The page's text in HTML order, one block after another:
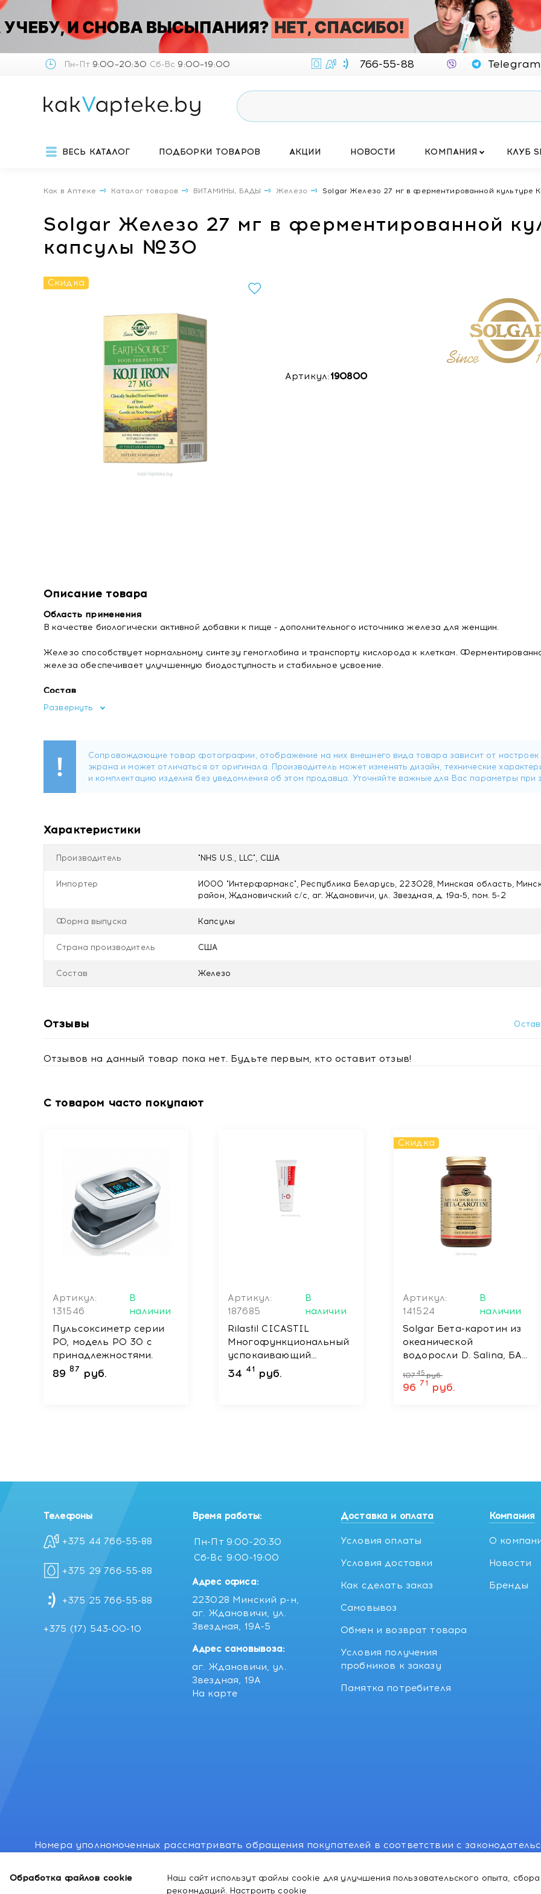
Пн–Пт9:00–20:30 Сб-Вс 9:00–19:00 766-55-88
ВЕСЬ КАТАЛОГ ПОДБОРКИ ТОВАРОВ АКЦИИ НОВОСТИ КОМПАНИЯ КЛУБ
Как в Аптеке Каталог товаров ВИТАМИНЫ, БАДЫ Железо Solgar Железо 27 мг в ферментированной
Solgar Железо 27 мг в ферментированной
капсулы №30
Скидка
Артикул:190800
Описание товара
Область применения
В качестве биологически активной добавки к пище - дополнительного источника железа для женщин.
Железо способствует нормальному синтезу гемоглобина и транспорту кислорода к клеткам.
железа обеспечивает улучшенную биодоступность и стабильное усвоение.
Состав
Ферментированное в культуре Коджи железо (сульфат железа), гидроксипропилметилцеллюлоза загуститель,
Форма выпуска
Капсулы массой 585 мг.
Содержание биологически активных веществ в 1 капсуле:
Рекомендации по применению
Взрослым женщинам, в том числе беременным и кормящим женщинам, принимать по 1 капсуле в день во время
Продолжительность приема - 1 месяц.
рекомендации и под наблюдением врача.
Не является лекарственным средством.
Противопоказания
Хранить в сухом, недоступном для детей месте при температуре не выше +25 °С.
Развернуть
Характеристики
Производитель "NHS U.S., LLC", США
Импортер
ИООО "Интерфармакс", Республика Беларусь, 223028, Минская область,
район, Ждановичский с/с, аг. Ждановичи, ул. Звездная, д. 19а-5, пом. 5-2
Форма выпуска Капсулы
Страна производитель США
Состав Железо
Отзывы
Отзывов на данный товар пока нет. Будьте первым, кто оставит отзыв!
С товаром часто покупают
Артикул:
131546
В
наличии
Пульсоксиметр серии
РО, модель РО 30 с
принадлежностями.
89 87 руб.
Артикул:
187685
В
наличии
Rilastil CICASTIL
Многофункциональный
успокаивающий
восстанавливающий
бальзам для младенцев,
34 41 руб.
Скидка
Артикул:
141524
В
наличии
Solgar Бета-каротин из
океанической
водоросли D. Salina, БАД
капсулы №60
10745 руб.
96 71 руб.
Обработка файлов cookie
Наш сайт использут файлы cookie для улучшения пользовательского опыта, сбора
рекомндаций. Настроить cookie
Телефоны
+375 44 766-55-88
+375 29 766-55-88
+375 25 766-55-88
+375 (17) 543-00-10
Время работы:
Пн-Пт 9:00-20:30
Сб-Вс 9:00-19:00
Адрес офиса:
223028 Минский р-н,
аг. Ждановичи, ул.
Звездная, 19А-5
Адрес самовывоза:
аг. Ждановичи, ул.
Звездная, 19А
На карте
Доставка и оплата
Условия оплаты
Условия доставки
Как сделать заказ
Самовывоз
Обмен и возврат товара
Условия получения
пробников к заказу
Памятка потребителя
Компания
О
Новости
Бренды
Номера уполномоченных рассматривать обращения покупателей в соответствии с
Номер и адрес электронной почты лица, уполномоченного рассматривать обращения